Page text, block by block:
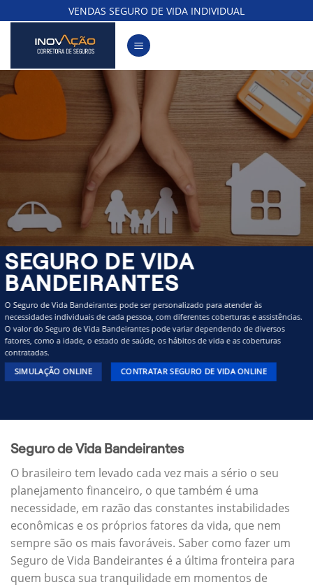
to
content
VENDAS SEGURO DE VIDA INDIVIDUAL
SEGURO DE VIDA
BANDEIRANTES
O Seguro de Vida Bandeirantes pode ser personalizado para atender às
necessidades individuais de cada pessoa, com diferentes coberturas e assistências.
O valor do Seguro de Vida Bandeirantes pode variar dependendo de diversos
fatores, como a idade, o estado de saúde, os hábitos de vida e as coberturas
contratadas.
SIMULAÇÃO ONLINE CONTRATAR SEGURO DE VIDA ONLINE
Seguro de Vida Bandeirantes
O brasileiro tem levado cada vez mais a sério o seu
planejamento financeiro, o que também é uma
necessidade, em razão das constantes instabilidades
econômicas e os próprios fatores da vida, que nem
sempre são os mais favoráveis. Saber como fazer um
Seguro de Vida Bandeirantes é a última fronteira para
quem busca sua tranquilidade em momentos de